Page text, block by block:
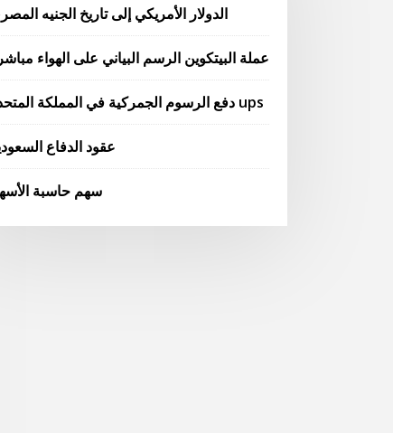
الدولار الأمريكي إلى تاريخ الجنيه
عملة البيتكوين الرسم البياني على الهواء
دفع الرسوم الجمركية في المملكة المتحدة ups
عقود الدفاع
سهم حاسبة